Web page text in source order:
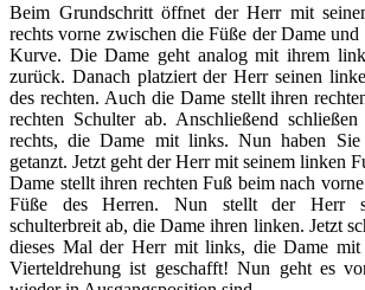
Beim Grundschritt öffnet der Herr mit
rechts vorne zwischen die Füße der Dame
Kurve. Die Dame geht analog mit ihrem
zurück. Danach platziert der Herr seinen
des rechten. Auch die Dame stellt ihren
rechten Schulter ab. Anschließend
rechts, die Dame mit links. Nun haben Sie
getanzt. Jetzt geht der Herr mit seinem linken
Dame stellt ihren rechten Fuß beim nach
Füße des Herren. Nun stellt der Herr
schulterbreit ab, die Dame ihren linken. Jetzt
dieses Mal der Herr mit links, die Dame mit
Vierteldrehung ist geschafft! Nun geht es